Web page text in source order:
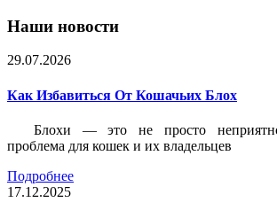
Наши новости
29.07.2026
Как Избавиться От Кошачьих Блох
Блохи — это не просто
проблема для кошек и их владельцев
Подробнее
17.12.2025